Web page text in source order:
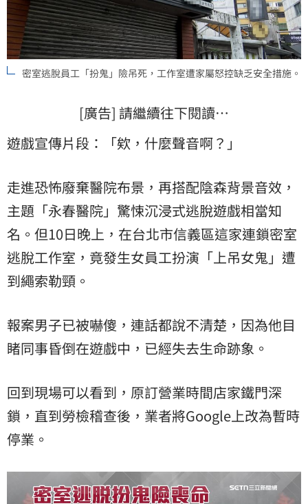
密室逃脫員工「扮鬼」險吊死，工作室遭家屬怒控缺乏安全措施。
[廣告] 請繼續往下閱讀…
遊戲宣傳片段：「欸，什麼聲音啊？」
走進恐怖廢棄醫院布景，再搭配陰森背景音效，
主題「永春醫院」驚悚沉浸式逃脫遊戲相當知
名。但10日晚上，在台北市信義區這家連鎖密室
逃脫工作室，竟發生女員工扮演「上吊女鬼」遭
到繩索勒頸。
報案男子已被嚇傻，連話都說不清楚，因為他目
睹同事昏倒在遊戲中，已經失去生命跡象。
回到現場可以看到，原訂營業時間店家鐵門深
鎖，直到勞檢稽查後，業者將Google上改為暫時
停業。